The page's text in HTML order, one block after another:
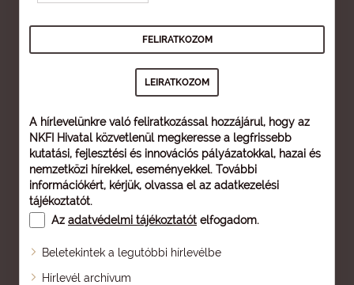
A hírlevelünkre való feliratkozással hozzájárul, hogy az
NKFI Hivatal közvetlenül megkeresse a legfrissebb
kutatási, fejlesztési és innovációs pályázatokkal, hazai és
nemzetközi hírekkel, eseményekkel. További
információkért, kérjük, olvassa el az adatkezelési
tájékoztatót.
Az adatvédelmi tájékoztatót elfogadom.
Beletekintek a legutóbbi hírlevélbe
Hírlevél archívum
Oldaltérkép